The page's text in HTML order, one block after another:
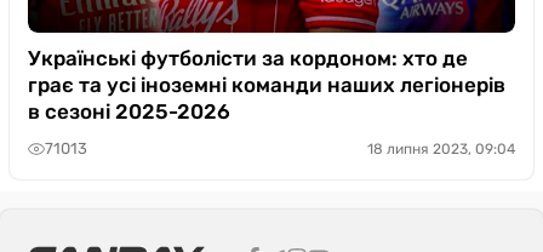
Українські футболісти за кордоном: хто де
грає та усі іноземні команди наших легіонерів
в сезоні 2025-2026
71013 18 липня 2023, 09:04